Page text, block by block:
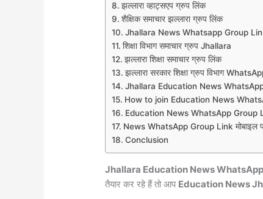
झल्लारा व्हाट्सएप ग्रुप लिंक
शैक्षिक समाचार झल्लारा ग्रुप लिंक
Jhallara News Whatsapp Group
शिक्षा विभाग समाचार ग्रुप Jhallara
झल्लारा शिक्षा समाचार ग्रुप लिंक
झल्लारा सरकार शिक्षा ग्रुप विभाग
Jhallara Education News
How to join Education News
Education News WhatsApp Group
News WhatsApp Group Link मोबाइल
Conclusion
Jhallara Education News
तैयार कर रहे हैं तो आप Education News